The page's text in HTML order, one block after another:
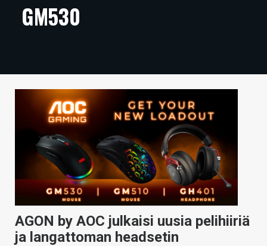
ARTIKKELIT
TECHBBS
HINTA.FI
KAUPPA
VAIHDA TEEMA
HAKU
GM530
AGON by AOC julkaisi uusia pelihiiriä
ja langattoman headsetin